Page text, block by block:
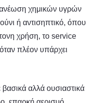
χημικών υγρών
ή αντισηπτικό, όπου
χρήση, το service
πλέον υπάρχει
αλλά ουσιαστικά